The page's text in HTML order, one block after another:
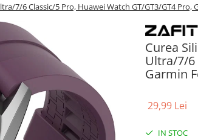
7/6 Classic/5 Pro, Huawei Watch GT/GT3/GT4 Pro,
Curea
Ultra/7/6
Garmin
29,99 Lei
IN STOC